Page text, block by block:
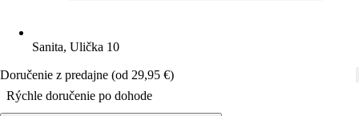
Sanita, Ulička 10
Doručenie z predajne (od 29,95 €)
Rýchle doručenie po dohode